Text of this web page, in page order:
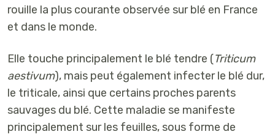
rouille la plus courante observée sur blé en France
et dans le monde.
Elle touche principalement le blé tendre (Triticum
aestivum), mais peut également infecter le blé dur,
le triticale, ainsi que certains proches parents
sauvages du blé. Cette maladie se manifeste
principalement sur les feuilles, sous forme de